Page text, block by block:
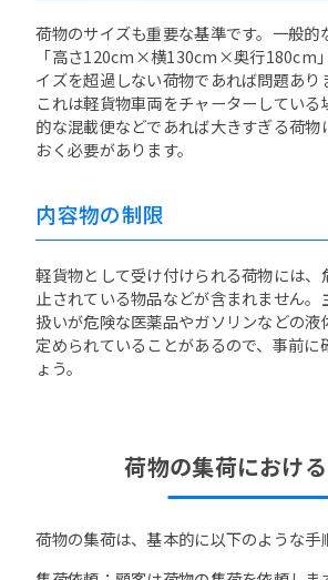
荷物のサイズも重要な基準です。一般的
「高さ120cm×横130cm×奥行180cm
イズを超過しない荷物であれば問題あり
これは軽貨物車両をチャーターしている
的な混載便などであれば大きすぎる荷物
おく必要があります。
内容物の制限
軽貨物として受け付けられる荷物には、
止されている物品などが含まれません。
扱いが危険な医薬品やガソリンなどの液
定められていることがあるので、事前に
ょう。
荷物の集荷におけ
荷物の集荷は、基本的に以下のような手